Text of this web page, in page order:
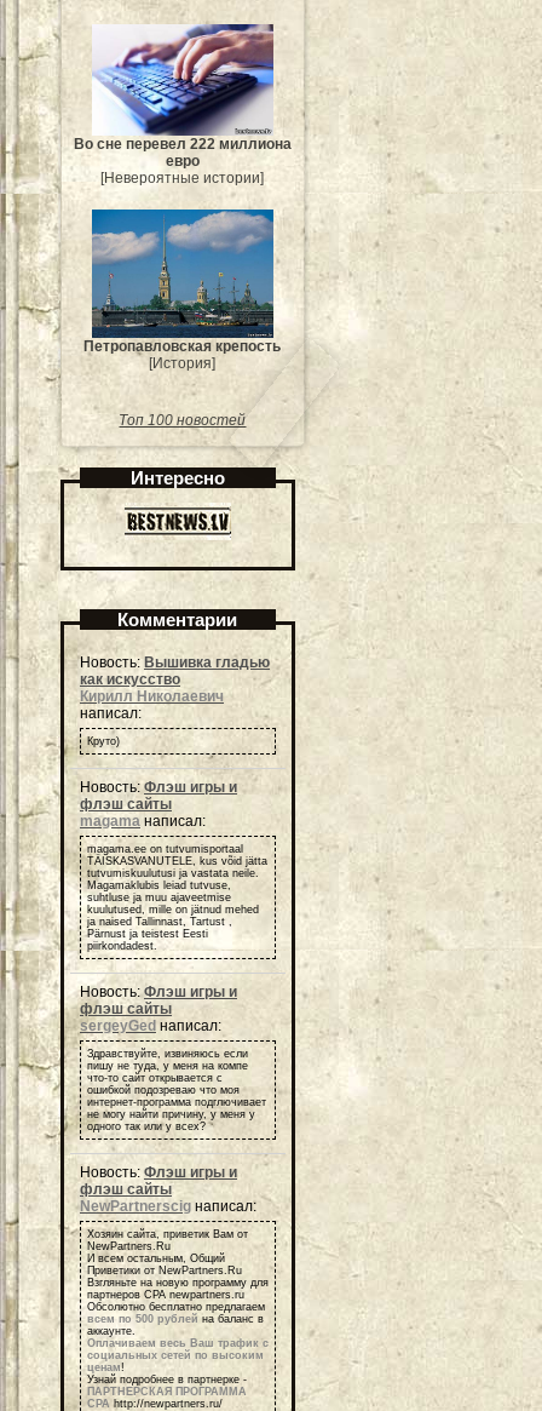
Во сне перевел 222 миллиона
евро
[Невероятные истории]
Петропавловская крепость
[История]
Топ 100 новостей
Интересно
Комментарии
Новость: Вышивка гладью
как искусство
Кирилл Николаевич
написал:
Круто)
Новость:Флэш игры и
флэш сайты
magama написал:
magama.ee on tutvumisportaal
TÄISKASVANUTELE, kus võid jätta
tutvumiskuulutusi ja vastata neile.
Magamaklubis leiad tutvuse,
suhtluse ja muu ajaveetmise
kuulutused, mille on jätnud mehed
ja naised Tallinnast, Tartust ,
Pärnust ja teistest Eesti
piirkondadest.
Новость:Флэш игры и
флэш сайты
sergeyGed написал:
Здравствуйте, извиняюсь если
пишу не туда, у меня на компе
что-то сайт открывается с
ошибкой подозреваю что моя
интернет-программа подглючивает
не могу найти причину, у меня у
одного так или у всех?
Новость: Флэш игры и
флэш сайты
NewPartnerscig написал:
Хозяин сайта, приветик Вам от
NewPartners.Ru
И всем остальным, Общий
Приветики от NewPartners.Ru
Взгляньте на новую программу для
партнеров СРА newpartners.ru
Обсолютно бесплатно предлагаем
всем по 500 рублей на баланс в
аккаунте.
Оплачиваем весь Ваш трафик с
социальных сетей по высоким
ценам!
Узнай подробнее в партнерке -
ПАРТНЕРСКАЯ ПРОГРАММА
СРА http://newpartners.ru/